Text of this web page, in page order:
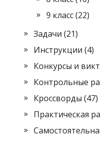
9 класс(22)
Задачи (21)
Инструкции (4)
Конкурсы и
Контрольные
Кроссворды (47)
Практическая